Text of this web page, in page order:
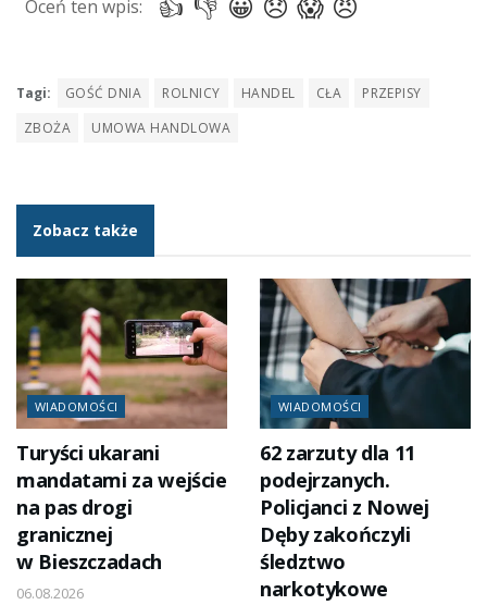
Tagi: GOŚĆ DNIA ROLNICY HANDEL CŁA
PRZEPISY
ZBOŻA
UMOWA HANDLOWA
Zobacz także
WIADOMOŚCI
Turyści ukarani
mandatami za wejście
na pas drogi
granicznej
w Bieszczadach
06.08.2026
WIADOMOŚCI
62 zarzuty dla 11
podejrzanych.
Policjanci z Nowej
Dęby zakończyli
śledztwo
narkotykowe